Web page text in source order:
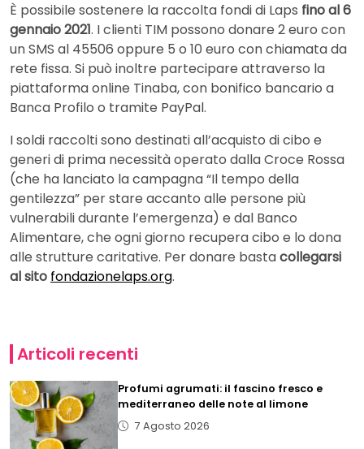
È possibile sostenere la raccolta fondi di Laps fino al 6
gennaio 2021. I clienti TIM possono donare 2 euro con
un SMS al 45506 oppure 5 o 10 euro con chiamata da
rete fissa. Si può inoltre partecipare attraverso la
piattaforma online Tinaba, con bonifico bancario a
Banca Profilo o tramite PayPal.
I soldi raccolti sono destinati all’acquisto di cibo e
generi di prima necessità operato dalla Croce Rossa
(che ha lanciato la campagna “Il tempo della
gentilezza” per stare accanto alle persone più
vulnerabili durante l’emergenza) e dal Banco
Alimentare, che ogni giorno recupera cibo e lo dona
alle strutture caritative. Per donare bastacollegarsi
al sito fondazionelaps.org.
Articoli recenti
Profumi agrumati: il fascino fresco e
mediterraneo delle note al limone
7 Agosto 2026